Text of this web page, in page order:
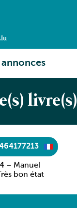
livre(s)
– Manuel
bon état